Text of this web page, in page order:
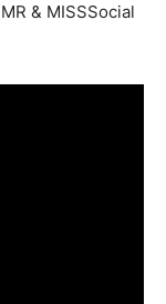
& MISSSocial